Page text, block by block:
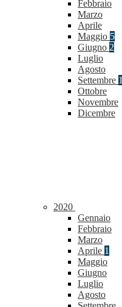
Febbraio
Marzo
Aprile
Maggio 5
Giugno 2
Luglio
Agosto
Settembre 1
Ottobre
Novembre
Dicembre
2020
Gennaio
Febbraio
Marzo
Aprile 1
Maggio
Giugno
Luglio
Agosto